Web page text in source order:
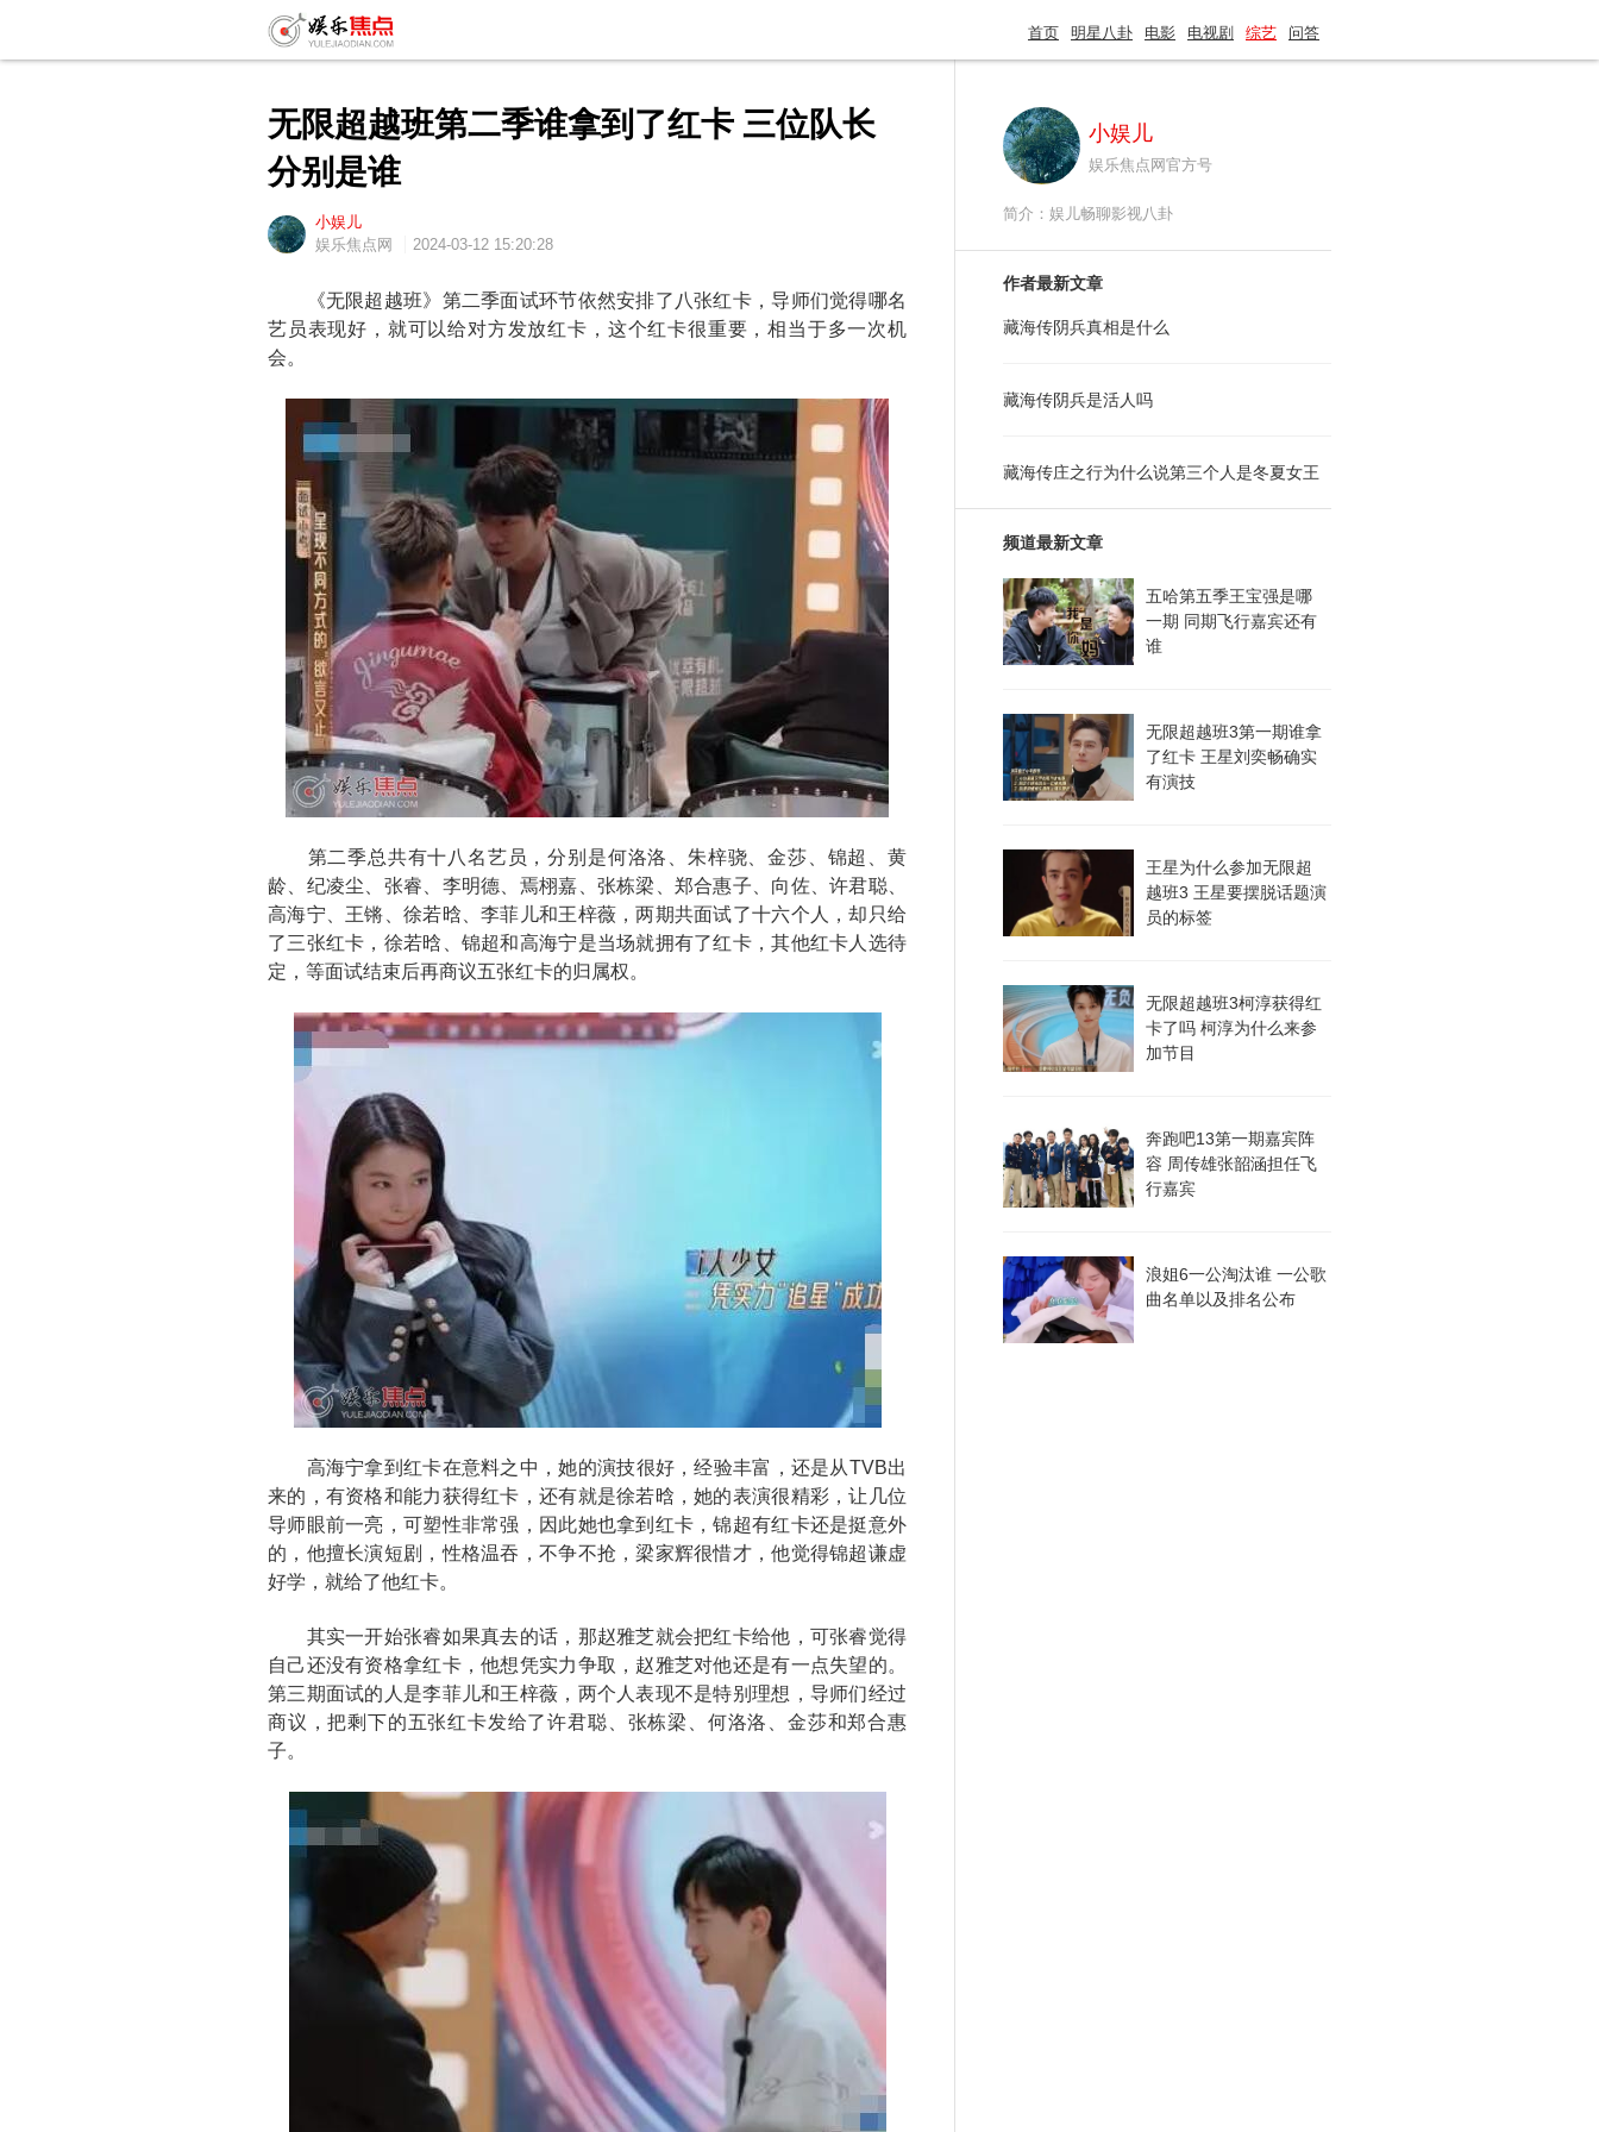
首页 明星八卦 电影 电视剧 综艺 问答
无限超越班第二季谁拿到了红卡 三位队长
分别是谁
小娱儿
娱乐焦点网
2024-03-12 15:20:28
《无限超越班》第二季面试环节依然安排了八张红卡，导师们觉得哪名
艺员表现好，就可以给对方发放红卡，这个红卡很重要，相当于多一次机
会。
第二季总共有十八名艺员，分别是何洛洛、朱梓骁、金莎、锦超、黄
龄、纪凌尘、张睿、李明德、焉栩嘉、张栋梁、郑合惠子、向佐、许君聪、
高海宁、王锵、徐若晗、李菲儿和王梓薇，两期共面试了十六个人，却只给
了三张红卡，徐若晗、锦超和高海宁是当场就拥有了红卡，其他红卡人选待
定，等面试结束后再商议五张红卡的归属权。
高海宁拿到红卡在意料之中，她的演技很好，经验丰富，还是从TVB出
来的，有资格和能力获得红卡，还有就是徐若晗，她的表演很精彩，让几位
导师眼前一亮，可塑性非常强，因此她也拿到红卡，锦超有红卡还是挺意外
的，他擅长演短剧，性格温吞，不争不抢，梁家辉很惜才，他觉得锦超谦虚
好学，就给了他红卡。
其实一开始张睿如果真去的话，那赵雅芝就会把红卡给他，可张睿觉得
自己还没有资格拿红卡，他想凭实力争取，赵雅芝对他还是有一点失望的。
第三期面试的人是李菲儿和王梓薇，两个人表现不是特别理想，导师们经过
商议，把剩下的五张红卡发给了许君聪、张栋梁、何洛洛、金莎和郑合惠
子。
小娱儿
娱乐焦点网官方号
简介：娱儿畅聊影视八卦
作者最新文章
藏海传阴兵真相是什么
藏海传阴兵是活人吗
藏海传庄之行为什么说第三个人是冬夏女王
频道最新文章
五哈第五季王宝强是哪
一期 同期飞行嘉宾还有
谁
无限超越班3第一期谁拿
了红卡 王星刘奕畅确实
有演技
王星为什么参加无限超
越班3 王星要摆脱话题演
员的标签
无限超越班3柯淳获得红
卡了吗 柯淳为什么来参
加节目
奔跑吧13第一期嘉宾阵
容 周传雄张韶涵担任飞
行嘉宾
浪姐6一公淘汰谁 一公歌
曲名单以及排名公布